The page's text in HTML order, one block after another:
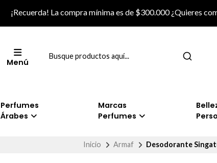
¡Recuerda! La compra mínima es de $300.000 ¿Quieres
Menú
Perfumes
Árabes
Marcas
Perfumes
Inicio Armaf Desodorante